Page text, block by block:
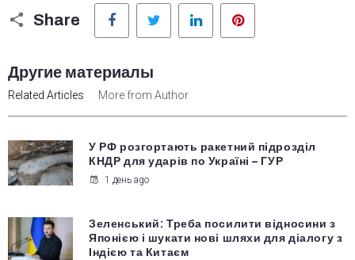
Share
Facebook Twitter LinkedIn
Другие материалы
Related Articles More from Author
У РФ розгортають ракетний підрозділ
КНДР для ударів по Україні – ГУР
1 день ago
Зеленський: Треба посилити відносини з
Японією і шукати нові шляхи для діалогу з
Індією та Китаєм